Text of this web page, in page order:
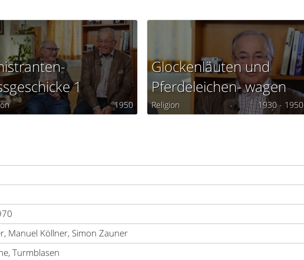
1
1950
Glockenläuten und
Pferdeleichen- wagen
Religion 1930 - 1950
Manuel Köllner, Simon Zauner
Turmblasen